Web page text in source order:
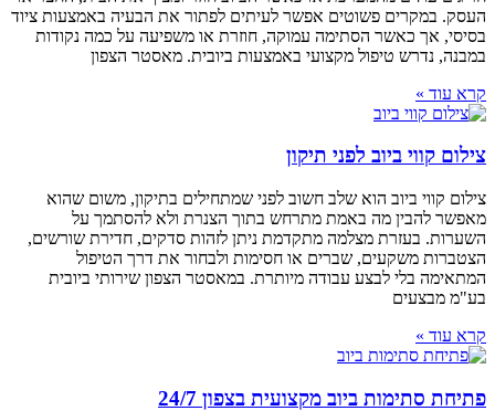
העסק. במקרים פשוטים אפשר לעיתים לפתור את הבעיה באמצעות ציוד
בסיסי, אך כאשר הסתימה עמוקה, חוזרת או משפיעה על כמה נקודות
במבנה, נדרש טיפול מקצועי באמצעות ביובית. מאסטר הצפון
קרא עוד »
צילום קווי ביוב לפני תיקון
צילום קווי ביוב הוא שלב חשוב לפני שמתחילים בתיקון, משום שהוא
מאפשר להבין מה באמת מתרחש בתוך הצנרת ולא להסתמך על
השערות. בעזרת מצלמה מתקדמת ניתן לזהות סדקים, חדירת שורשים,
הצטברות משקעים, שברים או חסימות ולבחור את דרך הטיפול
המתאימה בלי לבצע עבודה מיותרת. במאסטר הצפון שירותי ביובית
בע"מ מבצעים
קרא עוד »
פתיחת סתימות ביוב מקצועית בצפון 24/7